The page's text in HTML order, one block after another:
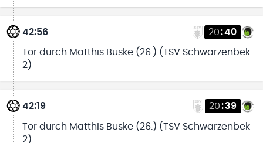
42:56 20:40
Tor durch Matthis Buske (26.) (TSV Schwarzenbek
2)
42:19 20:39
Tor durch Matthis Buske (26.) (TSV Schwarzenbek
2)